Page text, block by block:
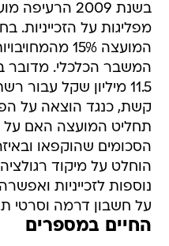
בשנת 2009
המשבר הכלכלי.
קשת, כנגד הוצאה על
תחליט המועצה האם על
הסכומים שהוקפאו
הוחלט על מיקוד
נוספות לזכייניות
על חשבון דרמה וסרטי
החיים במספרים